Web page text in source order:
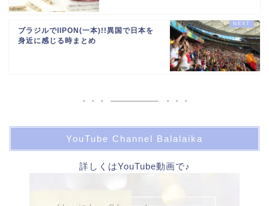
ブラジルでIIPON(一本)!!異国で日本を
身近に感じる時まとめ
YouTube Channel Balalaika
詳しくはYouTube動画で♪